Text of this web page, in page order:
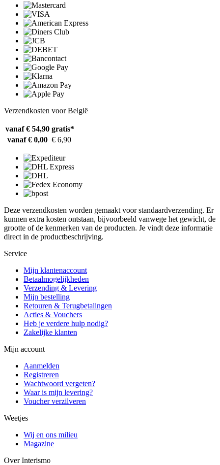
Verzendkosten voor België
vanaf € 54,90 gratis*
vanaf € 0,00 € 6,90
Deze verzendkosten worden gemaakt voor standaardverzending. Er
kunnen extra kosten ontstaan, bijvoorbeeld vanwege het gewicht, de
grootte of de kenmerken van de producten. Je vindt deze informatie
direct in de productbeschrijving.
Service
Mijn klantenaccount
Betaalmogelijkheden
Verzending & Levering
Mijn bestelling
Retouren & Terugbetalingen
Acties & Vouchers
Heb je verdere hulp nodig?
Zakelijke klanten
Mijn account
Aanmelden
Registreren
Wachtwoord vergeten?
Waar is mijn levering?
Voucher verzilveren
Weetjes
Wij en ons milieu
Magazine
Over Interismo